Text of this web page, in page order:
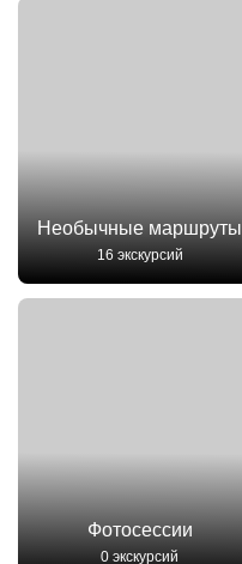
Необычные маршруты
16 экскурсий
Фотосессии
0 экскурсий